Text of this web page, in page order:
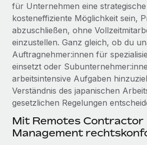
DIENSTLEISTUNGEN
Frag unsere Expert:innen
Hilfe von Expert:innen für globale
Background-Checks
Einfacheres Bewerber:innen-
Compliance Watchtower
Lückenlose Compliance
Geräteverwaltung
Globale Bereitstellung und
Remote Build
Demnächst
Beratung zu Integrationen und KI-
FALLSTUDIEN
So hat der KI-Vorreiter Weaviate
Remote um 120 % vergrößert
Weaviate auf einen Blick Weaviate
Open-Source-Infrastrukturen. Das...
Informationen zu Gehältern und
Insights Center
Hol dir Unterstützung
BLOG
Globale Payroll
für Unternehmen eine
kosteneffiziente Möglichkeit sein,
abzuschließen, ohne
einzustellen. Ganz gleich, ob du
Auftragnehmer:innen für
einsetzt oder
arbeitsintensive Aufgaben
Verständnis des japanischen
gesetzlichen Regelungen
Mit Remotes Contractor
Management